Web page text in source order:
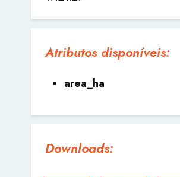
Atributos disponíveis:
area_ha
Downloads: